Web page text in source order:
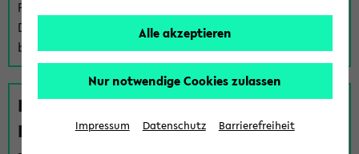
Platzzuteilung im eKVV eingetragen haben, auf der
Detailseite zum Teilnahmemanagement der
betreffenden Veranstaltung.
Fragen zu im eKVV verwalteten
Räumen
Alle akzeptieren
Nur notwendige Cookies zulassen
Impressum Datenschutz Barrierefreiheit